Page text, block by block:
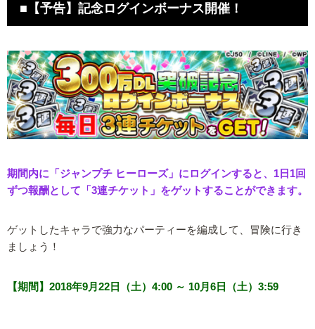
■【予告】記念ログインボーナス開催！
期間内に「ジャンプチ ヒーローズ」にログインすると、1日1回
ずつ報酬として「3連チケット」をゲットすることができます。
ゲットしたキャラで強力なパーティーを編成して、冒険に行き
ましょう！
【期間】2018年9月22日（土）4:00 ～ 10月6日（土）3:59